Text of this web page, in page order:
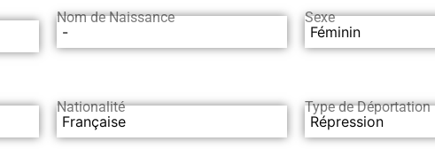
Nom de Naissance
-
Sexe
Féminin
Nationalité
Française
Type de Déportation
Répression